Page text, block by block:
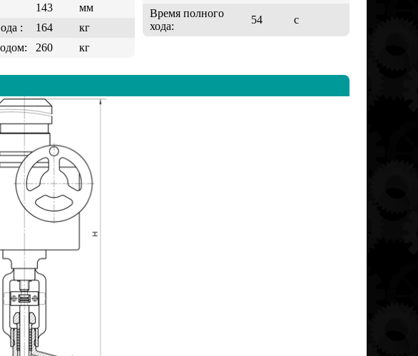
143
мм
:
164
кг
260 кг
Время полного
хода:
54 с